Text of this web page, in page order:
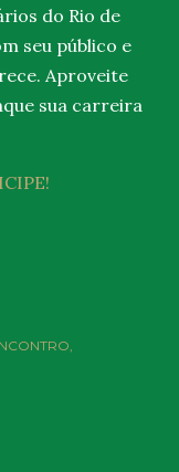
do Rio de
seu público e
Aproveite
sua carreira